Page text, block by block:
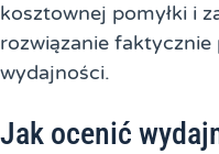
kosztownej pomyłki i
rozwiązanie
wydajności.
Jak ocenić